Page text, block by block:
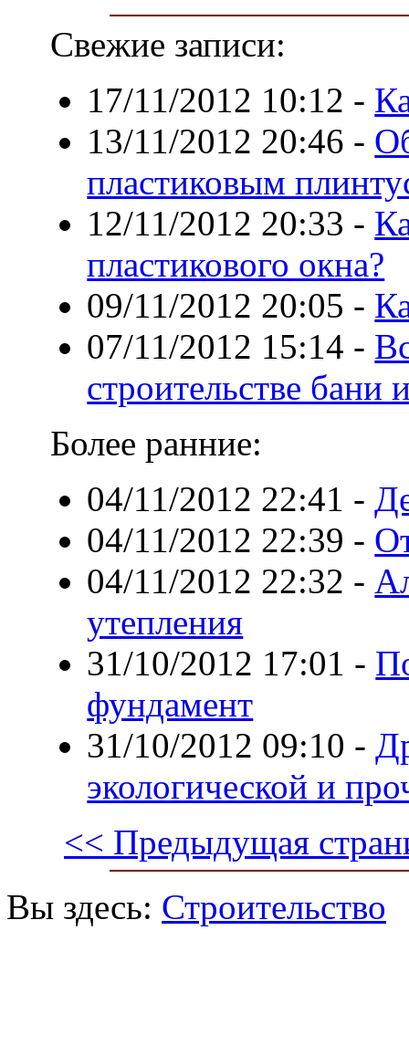
Свежие записи:
17/11/2012 10:12 -
13/11/2012 20:46 -
пластиковым
12/11/2012 20:33 -
пластикового окна?
09/11/2012 20:05 -
07/11/2012 15:14 -
строительстве бани
Более ранние:
04/11/2012 22:41 -
04/11/2012 22:39 -
04/11/2012 22:32 -
утепления
31/10/2012 17:01 -
фундамент
31/10/2012 09:10 -
экологической и
<< Предыдущая
Вы здесь: Строительство